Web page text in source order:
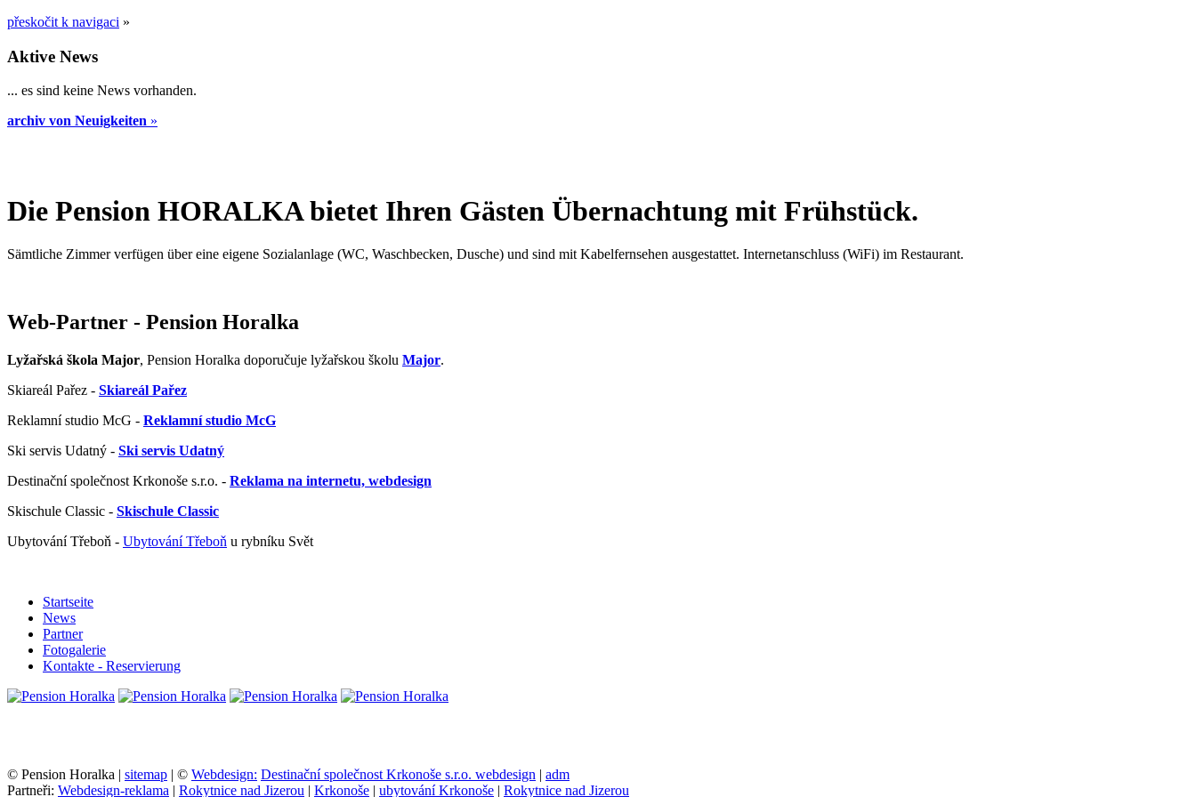
přeskočit k navigaci »
Aktive News
... es sind keine News vorhanden.
archiv von Neuigkeiten »
Die Pension HORALKA bietet Ihren Gästen Übernachtung mit Frühstück.
Sämtliche Zimmer verfügen über eine eigene Sozialanlage (WC, Waschbecken, Dusche) und sind mit Kabelfernsehen ausgestattet. Internetanschluss (WiFi) im Restaurant.
Web-Partner - Pension Horalka
Lyžařská škola Major, Pension Horalka doporučuje lyžařskou školu Major.
Skiareál Pařez - Skiareál Pařez
Reklamní studio McG - Reklamní studio McG
Ski servis Udatný - Ski servis Udatný
Destinační společnost Krkonoše s.r.o. - Reklama na internetu, webdesign
Skischule Classic - Skischule Classic
Ubytování Třeboň - Ubytování Třeboň u rybníku Svět
Startseite
News
Partner
Fotogalerie
Kontakte - Reservierung
© Pension Horalka | sitemap | © Webdesign: Destinační společnost Krkonoše s.r.o. webdesign | adm
Partneři: Webdesign-reklama | Rokytnice nad Jizerou | Krkonoše | ubytování Krkonoše | Rokytnice nad Jizerou